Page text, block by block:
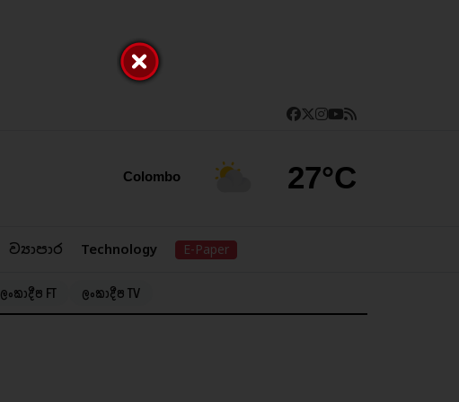
Colombo 27°C
ව්‍යාපාර Technology E-Paper
ලංකාදීප FT ලංකාදීප TV